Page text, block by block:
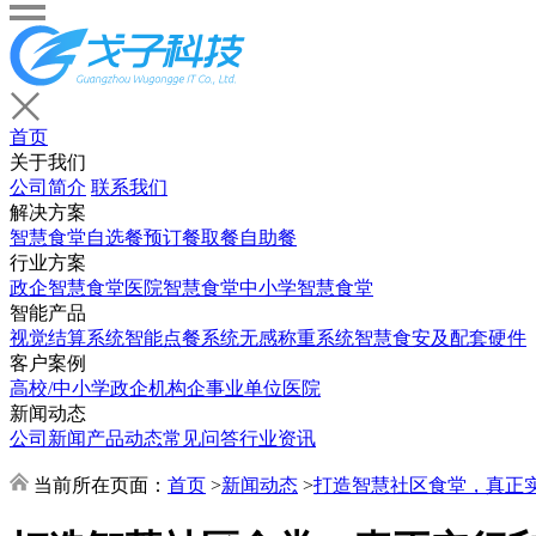
首页
关于我们
公司简介 联系我们
解决方案
智慧食堂自选餐预订餐取餐自助餐
行业方案
政企智慧食堂医院智慧食堂中小学智慧食堂
智能产品
视觉结算系统智能点餐系统无感称重系统智慧食安及配套硬件
客户案例
高校/中小学政企机构企事业单位医院
新闻动态
公司新闻产品动态常见问答行业资讯
当前所在页面： 首页 >新闻动态 >打造智慧社区食堂，真正